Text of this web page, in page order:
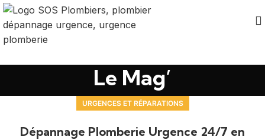
Le Mag’
URGENCES ET RÉPARATIONS
Dépannage Plomberie Urgence 24/7 en